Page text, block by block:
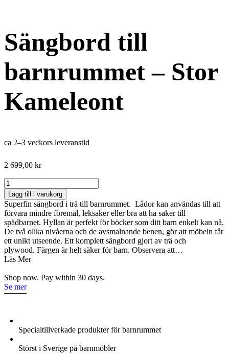
Sängbord till
barnrummet – Stor
Kameleont
ca 2–3 veckors leveranstid
2 699,00 kr
Sängbord
till
barnrummet
–
Stor
Kameleont
mängd
Lägg till i varukorg
Superfin sängbord i trä till barnrummet. Lådor kan användas till att
förvara mindre föremål, leksaker eller bra att ha saker till
spädbarnet. Hyllan är perfekt för böcker som ditt barn enkelt kan nå.
De två olika nivåerna och de avsmalnande benen, gör att möbeln får
ett unikt utseende. Ett komplett sängbord gjort av trä och
plywood. Färgen är helt säker för barn. Observera att…
Läs Mer
Shop now. Pay within 30 days.
Se mer
Specialtillverkade produkter för barnrummet
Störst i Sverige på barnmöbler